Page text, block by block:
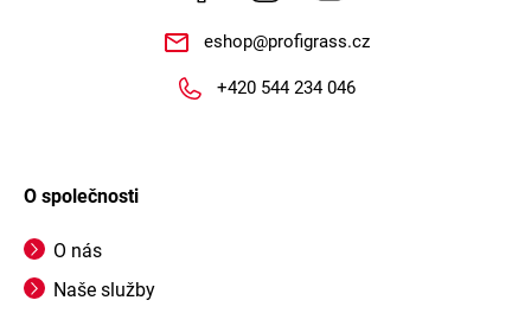
eshop@profigrass.cz
+420 544 234 046
O společnosti
O nás
Naše služby